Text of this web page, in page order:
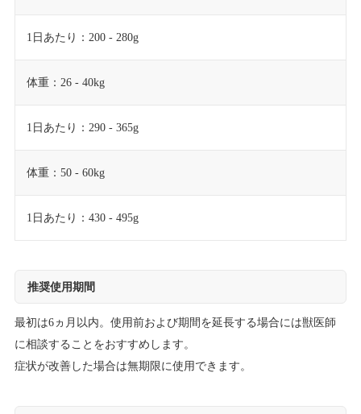
1日あたり：200 - 280g
体重：26 - 40kg
1日あたり：290 - 365g
体重：50 - 60kg
1日あたり：430 - 495g
推奨使用期間
最初は6ヵ月以内。使用前および期間を延長する場合には獣医師
に相談することをおすすめします。
症状が改善した場合は無期限に使用できます。